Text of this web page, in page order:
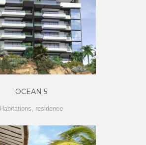
OCEAN 5
Habitations, residence